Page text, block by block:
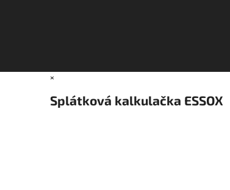
×
Splátková kalkulačka ESSOX